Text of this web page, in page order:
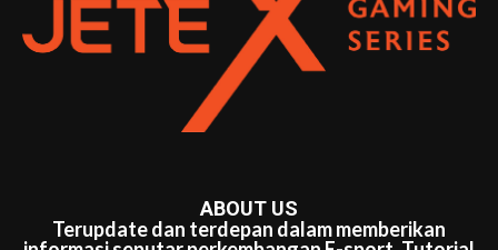
ABOUT US
Terupdate dan terdepan dalam memberikan